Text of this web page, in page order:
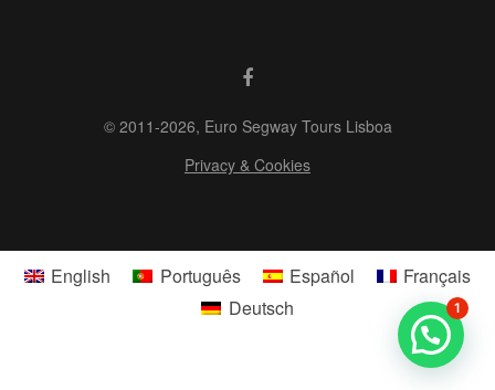
© 2011-2026, Euro Segway Tours Lisboa
Privacy & Cookies
1
English Português Español
Français
Deutsch